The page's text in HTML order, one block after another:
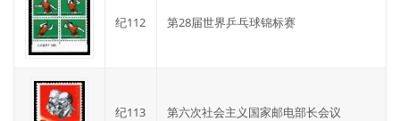
纪112 第28届世界乒乓球锦标赛
纪113 第六次社会主义国家邮电部长会议